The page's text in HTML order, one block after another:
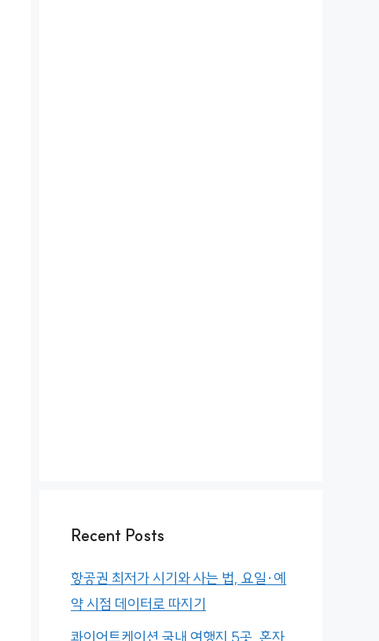
Recent Posts
항공권 최저가 시기와 사는 법, 요일·예
약 시점 데이터로 따지기